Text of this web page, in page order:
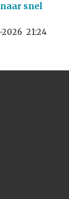
snel
21:24